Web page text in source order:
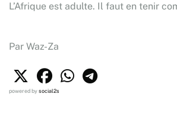
L’Afrique est adulte. Il faut en tenir
Par Waz-Za
powered bysocial2s